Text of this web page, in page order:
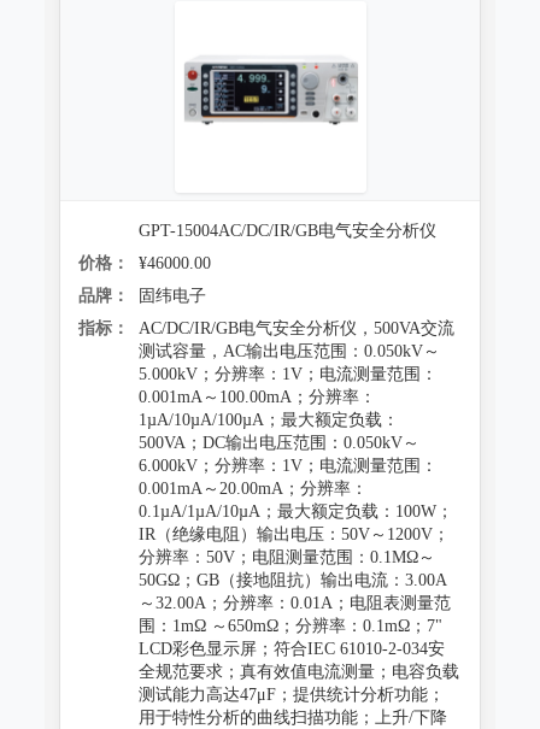
GPT-15004AC/DC/IR/GB电气安全分析仪
价格：
¥46000.00
品牌：
固纬电子
指标：
AC/DC/IR/GB电气安全分析仪，500VA交流
测试容量，AC输出电压范围：0.050kV～
5.000kV；分辨率：1V；电流测量范围：
0.001mA～100.00mA；分辨率：
1µA/10µA/100µA；最大额定负载：
500VA；DC输出电压范围：0.050kV～
6.000kV；分辨率：1V；电流测量范围：
0.001mA～20.00mA；分辨率：
0.1µA/1µA/10µA；最大额定负载：100W；
IR（绝缘电阻）输出电压：50V～1200V；
分辨率：50V；电阻测量范围：0.1MΩ～
50GΩ；GB（接地阻抗）输出电流：3.00A
～32.00A；分辨率：0.01A；电阻表测量范
围：1mΩ ～650mΩ；分辨率：0.1mΩ；7"
LCD彩色显示屏；符合IEC 61010-2-034安
全规范要求；真有效值电流测量；电容负载
测试能力高达47μF；提供统计分析功能；
用于特性分析的曲线扫描功能；上升/下降